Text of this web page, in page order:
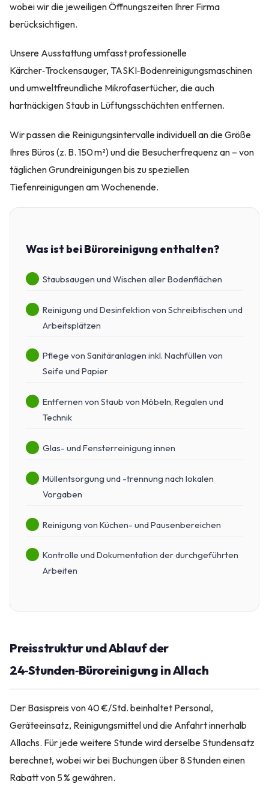
wobei wir die jeweiligen Öffnungszeiten Ihrer Firma
berücksichtigen.
Unsere Ausstattung umfasst professionelle
Kärcher‑Trockensauger, TASKI‑Bodenreinigungsmaschinen
und umweltfreundliche Mikrofasertücher, die auch
hartnäckigen Staub in Lüftungsschächten entfernen.
Wir passen die Reinigungsintervalle individuell an die Größe
Ihres Büros (z. B. 150 m²) und die Besucherfrequenz an – von
täglichen Grundreinigungen bis zu speziellen
Tiefenreinigungen am Wochenende.
Was ist bei Büroreinigung enthalten?
Staubsaugen und Wischen aller Bodenflächen
Reinigung und Desinfektion von Schreibtischen und
Arbeitsplätzen
Pflege von Sanitäranlagen inkl. Nachfüllen von
Seife und Papier
Entfernen von Staub von Möbeln, Regalen und
Technik
Glas- und Fensterreinigung innen
Müllentsorgung und -trennung nach lokalen
Vorgaben
Reinigung von Küchen- und Pausenbereichen
Kontrolle und Dokumentation der durchgeführten
Arbeiten
Preisstruktur und Ablauf der
24‑Stunden‑Büroreinigung in Allach
Der Basispreis von 40 €/Std. beinhaltet Personal,
Geräteeinsatz, Reinigungsmittel und die Anfahrt innerhalb
Allachs. Für jede weitere Stunde wird derselbe Stundensatz
berechnet, wobei wir bei Buchungen über 8 Stunden einen
Rabatt von 5 % gewähren.